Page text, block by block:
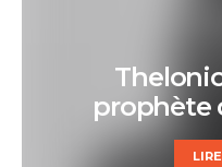
prophète